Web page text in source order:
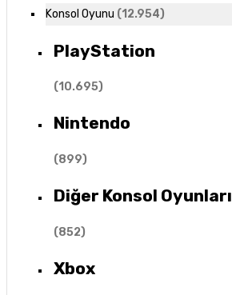
Konsol Oyunu (12.954)
PlayStation
(10.695)
Nintendo
(899)
Diğer Konsol Oyunları
(852)
Xbox